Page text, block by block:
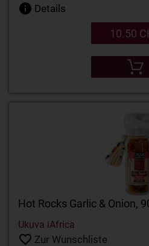
Details
10.50
Hot Rocks Garlic & Onion,
Ukuva iAfrica
Zur Wunschliste